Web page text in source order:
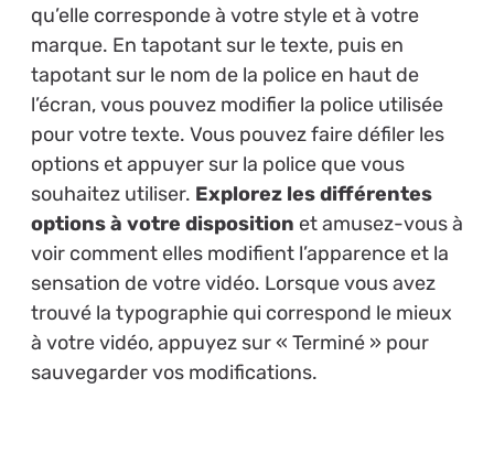
qu’elle corresponde à votre style et à votre
marque. En tapotant sur le texte, puis en
tapotant sur le nom de la police en haut de
l’écran, vous pouvez modifier la police utilisée
pour votre texte. Vous pouvez faire défiler les
options et appuyer sur la police que vous
souhaitez utiliser. Explorez les différentes
options à votre disposition et amusez-vous à
voir comment elles modifient l’apparence et la
sensation de votre vidéo. Lorsque vous avez
trouvé la typographie qui correspond le mieux
à votre vidéo, appuyez sur « Terminé » pour
sauvegarder vos modifications.